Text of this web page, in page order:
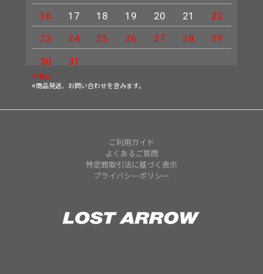
16
17 18 19 20 21
22
23
24 25 26 27 28
29
30
31
休業日
※商品発送、お問い合わせを含みます。
ご利用ガイド
よくあるご質問
特定商取引法に基づく表示
プライバシーポリシー